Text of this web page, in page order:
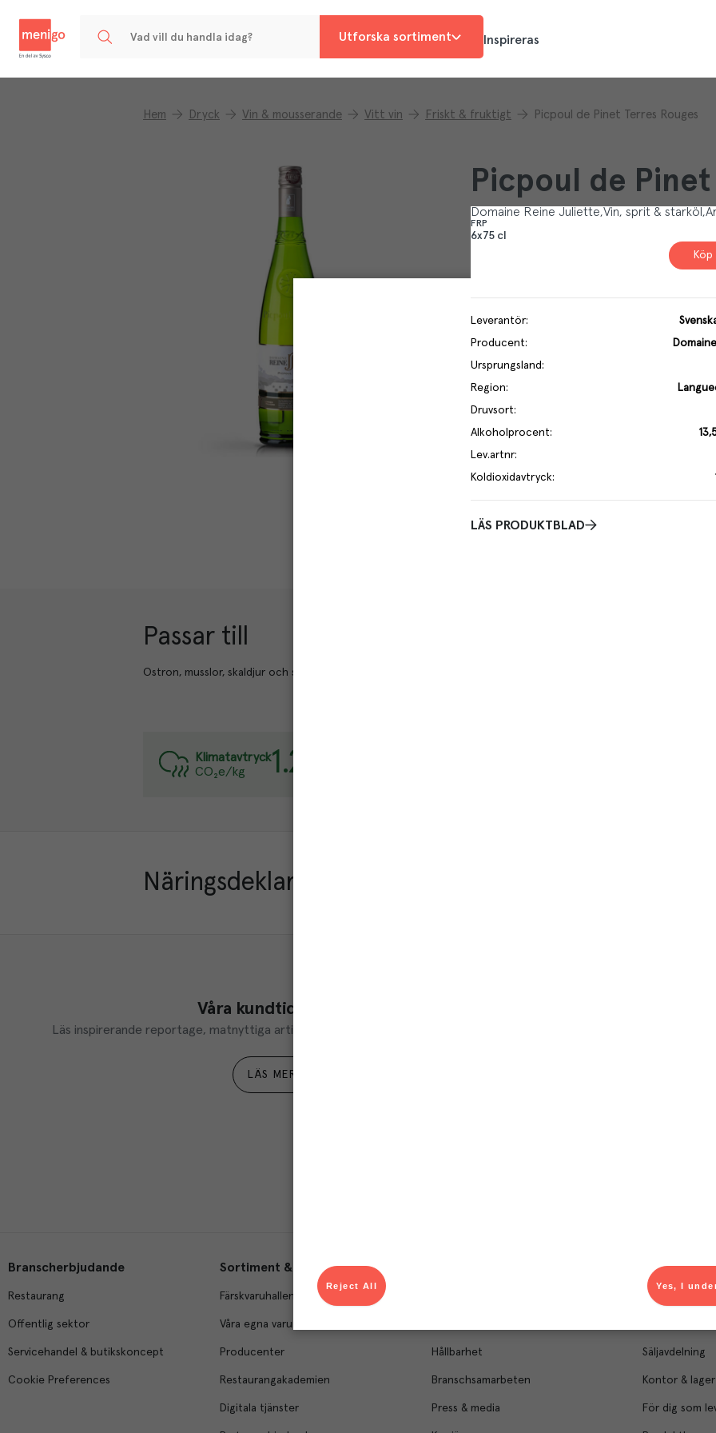
Utforska sortiment Inspireras
Hem Dryck Vin & mousserande Vitt vin Friskt & fruktigt Picpoul de Pinet Terres Rouges
Picpoul de
Domaine Reine Juliette Vin, sprit & starköl
FRP
6x75 cl
Köp
Leverantör:
Producent:
Ursprungsland :
Region:
Druvsort:
Alkoholprocent:
Lev.artnr:
Koldioxidavtryck:
LÄS PRODUKTBLAD
Passar till
Ostron, musslor, skaldjur och smakrika fiskrätter.
Doften är ungdomligt fräsch med citrus, aprikoser, vita
sälta. Smaken är torr och mogen med toner av persika och
Klimatavtryck
CO₂e/kg
1.2
Näringsdeklaration
Våra kundtidningar
Läs inspirerande reportage, matnyttiga artiklar och ta del av aktuella kampanjer.
LÄS MER
Du som är Menigo-
Branscherbjudande
Restaurang
Offentlig sektor
Servicehandel & butikskoncept
Cookie Preferences
Sortiment & tjänster
Färskvaruhallen
Våra egna varumärken
Producenter
Restaurangakademien
Digitala tjänster
Hållbarhet
Branschsamarbeten
Press & media
Kontakt &
Bli kund
Säljavdelning
Kontor & lager
För dig som
Yes, I
Reject All